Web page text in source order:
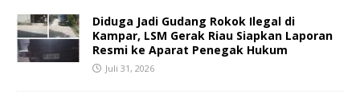
Diduga Jadi Gudang Rokok Ilegal di
Kampar, LSM Gerak Riau Siapkan Laporan
Resmi ke Aparat Penegak Hukum
Juli 31, 2026